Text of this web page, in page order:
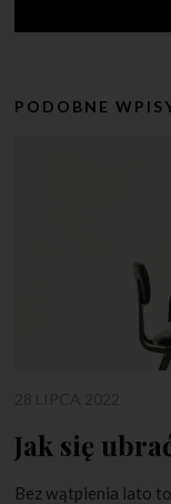
PODOBNE
Jak się
Bez wątpienia lato